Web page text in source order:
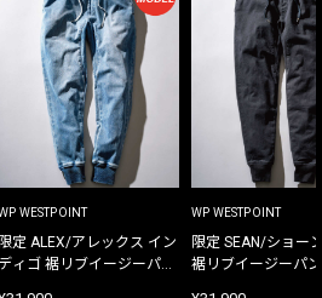
WESTPOINT
限定 ALEX/アレックス イン
ディゴ 裾リブイージーパン
WP WESTPOINT
限定 SEAN/ショー
裾リブイージーパ